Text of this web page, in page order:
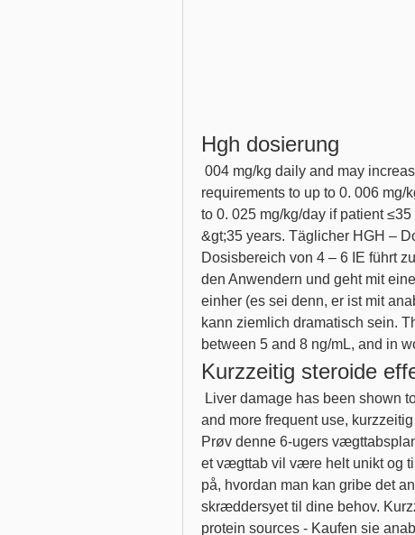
Hgh dosierung
requirements to up to 0. 006
to 0. 025 mg/kg/day if patient
&gt;35 years. Täglicher HGH –
Dosisbereich von 4 – 6 IE führt
den Anwendern und geht mit
einher (es sei denn, er ist mit
kann ziemlich dramatisch sein.
between 5 and 8 ng/mL, and in
Kurzzeitig steroide
and more frequent use,
Prøv denne 6-ugers
et vægttab vil være helt unikt og
på, hvordan man kan gribe det
skræddersyet til dine behov.
protein sources - Kaufen sie